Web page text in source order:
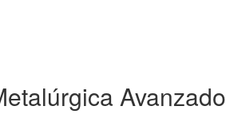
Avanzado